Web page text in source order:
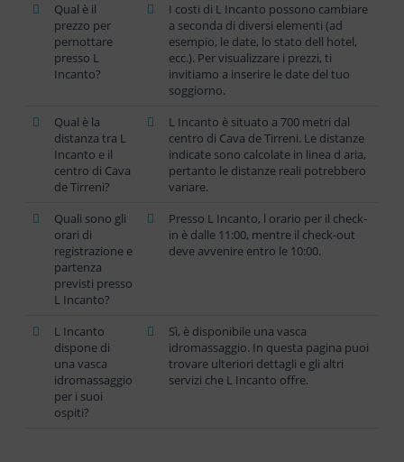
Qual è il
prezzo per
pernottare
presso L
Incanto?
I costi di L Incanto possono cambiare
a seconda di diversi elementi (ad
esempio, le date, lo stato dell hotel,
ecc.). Per visualizzare i prezzi, ti
invitiamo a inserire le date del tuo
soggiorno.
Qual è la
distanza tra L
Incanto e il
centro di Cava
de Tirreni?
L Incanto è situato a 700 metri dal
centro di Cava de Tirreni. Le distanze
indicate sono calcolate in linea d aria,
pertanto le distanze reali potrebbero
variare.
Quali sono gli
orari di
registrazione e
partenza
previsti presso
L Incanto?
Presso L Incanto, l orario per il check-
in è dalle 11:00, mentre il check-out
deve avvenire entro le 10:00.
L Incanto
dispone di
una vasca
idromassaggio
per i suoi
ospiti?
Sì, è disponibile una vasca
idromassaggio. In questa pagina puoi
trovare ulteriori dettagli e gli altri
servizi che L Incanto offre.